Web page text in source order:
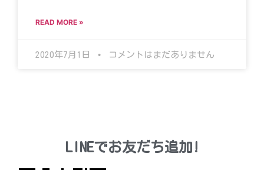
READ MORE »
2020年7月1日 コメントはまだありません
LINEでお友だち追加!